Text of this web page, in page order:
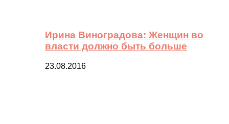
Ирина Виноградова: Женщин во
власти должно быть больше
23.08.2016